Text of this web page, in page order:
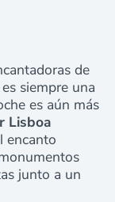
de
siempre una
es aún más
Lisboa
encanto
junto a un